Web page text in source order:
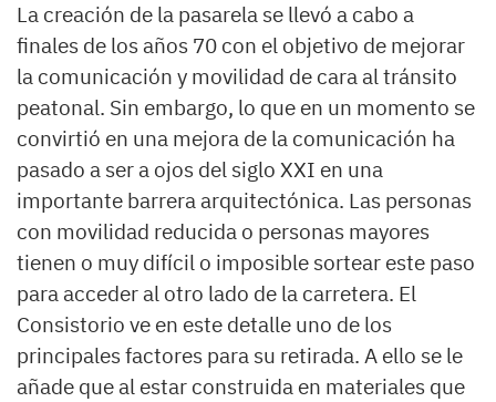
La creación de la pasarela se llevó a cabo a
finales de los años 70 con el objetivo de mejorar
la comunicación y movilidad de cara al tránsito
peatonal. Sin embargo, lo que en un momento se
convirtió en una mejora de la comunicación ha
pasado a ser a ojos del siglo XXI en una
importante barrera arquitectónica. Las personas
con movilidad reducida o personas mayores
tienen o muy difícil o imposible sortear este paso
para acceder al otro lado de la carretera. El
Consistorio ve en este detalle uno de los
principales factores para su retirada. A ello se le
añade que al estar construida en materiales que